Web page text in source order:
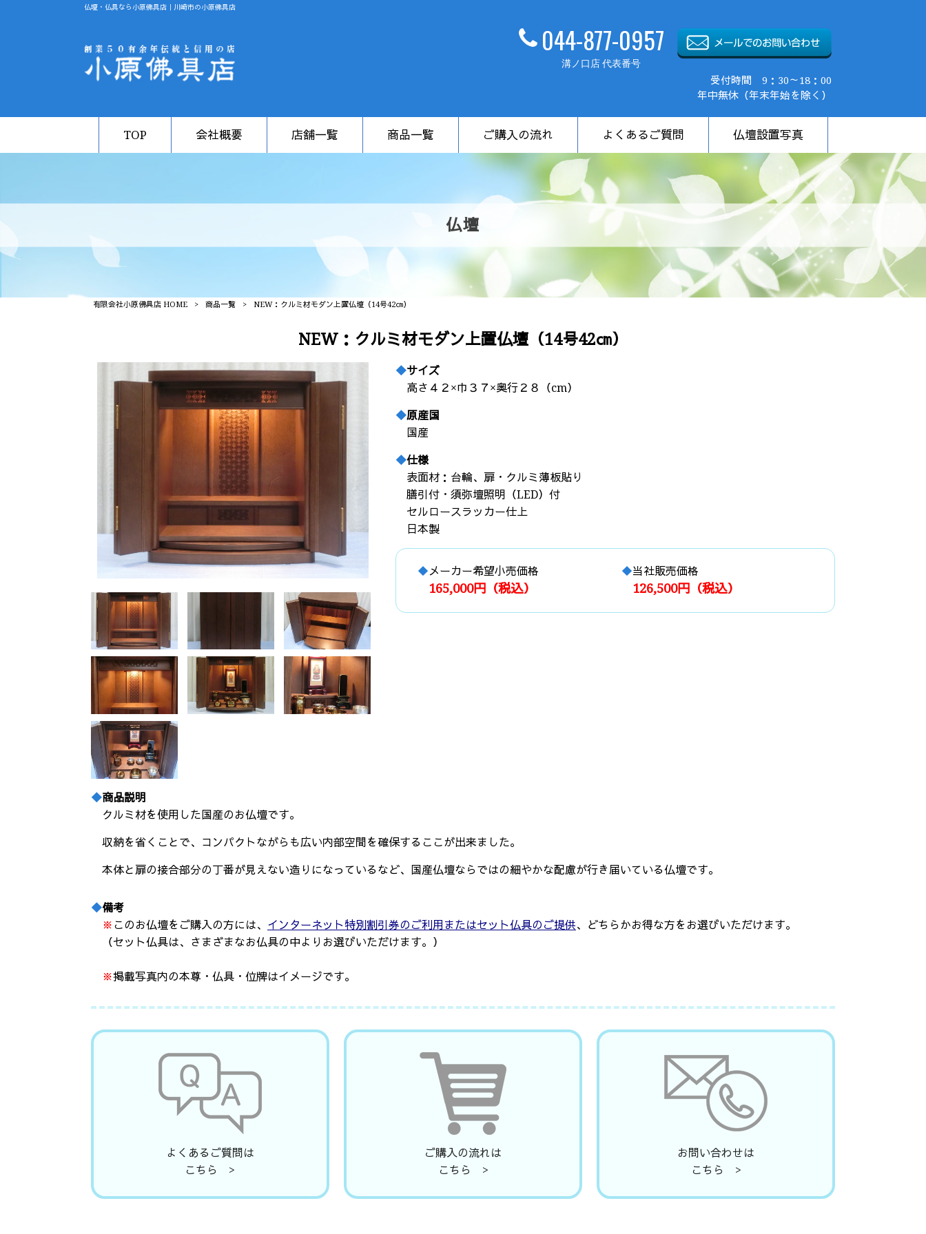
仏壇・仏具なら小原佛具店｜川崎市の小原佛具店
044-877-0957
溝ノ口店 代表番号
受付時間 9：30～18：00
年中無休（年末年始を除く）
TOP 会社概要 店舗一覧 商品一覧 ご購入の流れ よくあるご質問 仏壇設置写真
仏壇
有限会社小原佛具店 HOME > 商品一覧 > NEW：クルミ材モダン上置仏壇（14号42㎝）
NEW：クルミ材モダン上置仏壇（14号42㎝）
サイズ
高さ４２×巾３７×奥行２８（cm）
原産国
国産
仕様
表面材：台輪、扉・クルミ薄板貼り
膳引付・須弥壇照明（LED）付
セルロースラッカー仕上
日本製
メーカー希望小売価格
165,000円（税込）
当社販売価格
126,500円（税込）
商品説明
クルミ材を使用した国産のお仏壇です。
収納を省くことで、コンパクトながらも広い内部空間を確保するここが出来ました。
本体と扉の接合部分の丁番が見えない造りになっているなど、国産仏壇ならではの細やかな配慮が行き届いている仏壇です。
備考
※ このお仏壇をご購入の方には、 インターネット特別割引券のご利用またはセット仏具のご提供、どちらかお得な方をお選びいただけます。
（セット仏具は、さまざまなお仏具の中よりお選びいただけます。）
※掲載写真内の本尊・仏具・位牌はイメージです。
よくあるご質問は
こちら >
ご購入の流れは
こちら >
お問い合わせは
こちら >